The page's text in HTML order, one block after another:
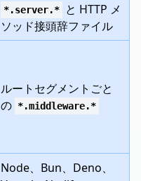
*.server.*
と HTTP メ
ソッド接頭辞ファイル
ルートセグメントごと
の *.middleware.*
Node、Bun、Deno、